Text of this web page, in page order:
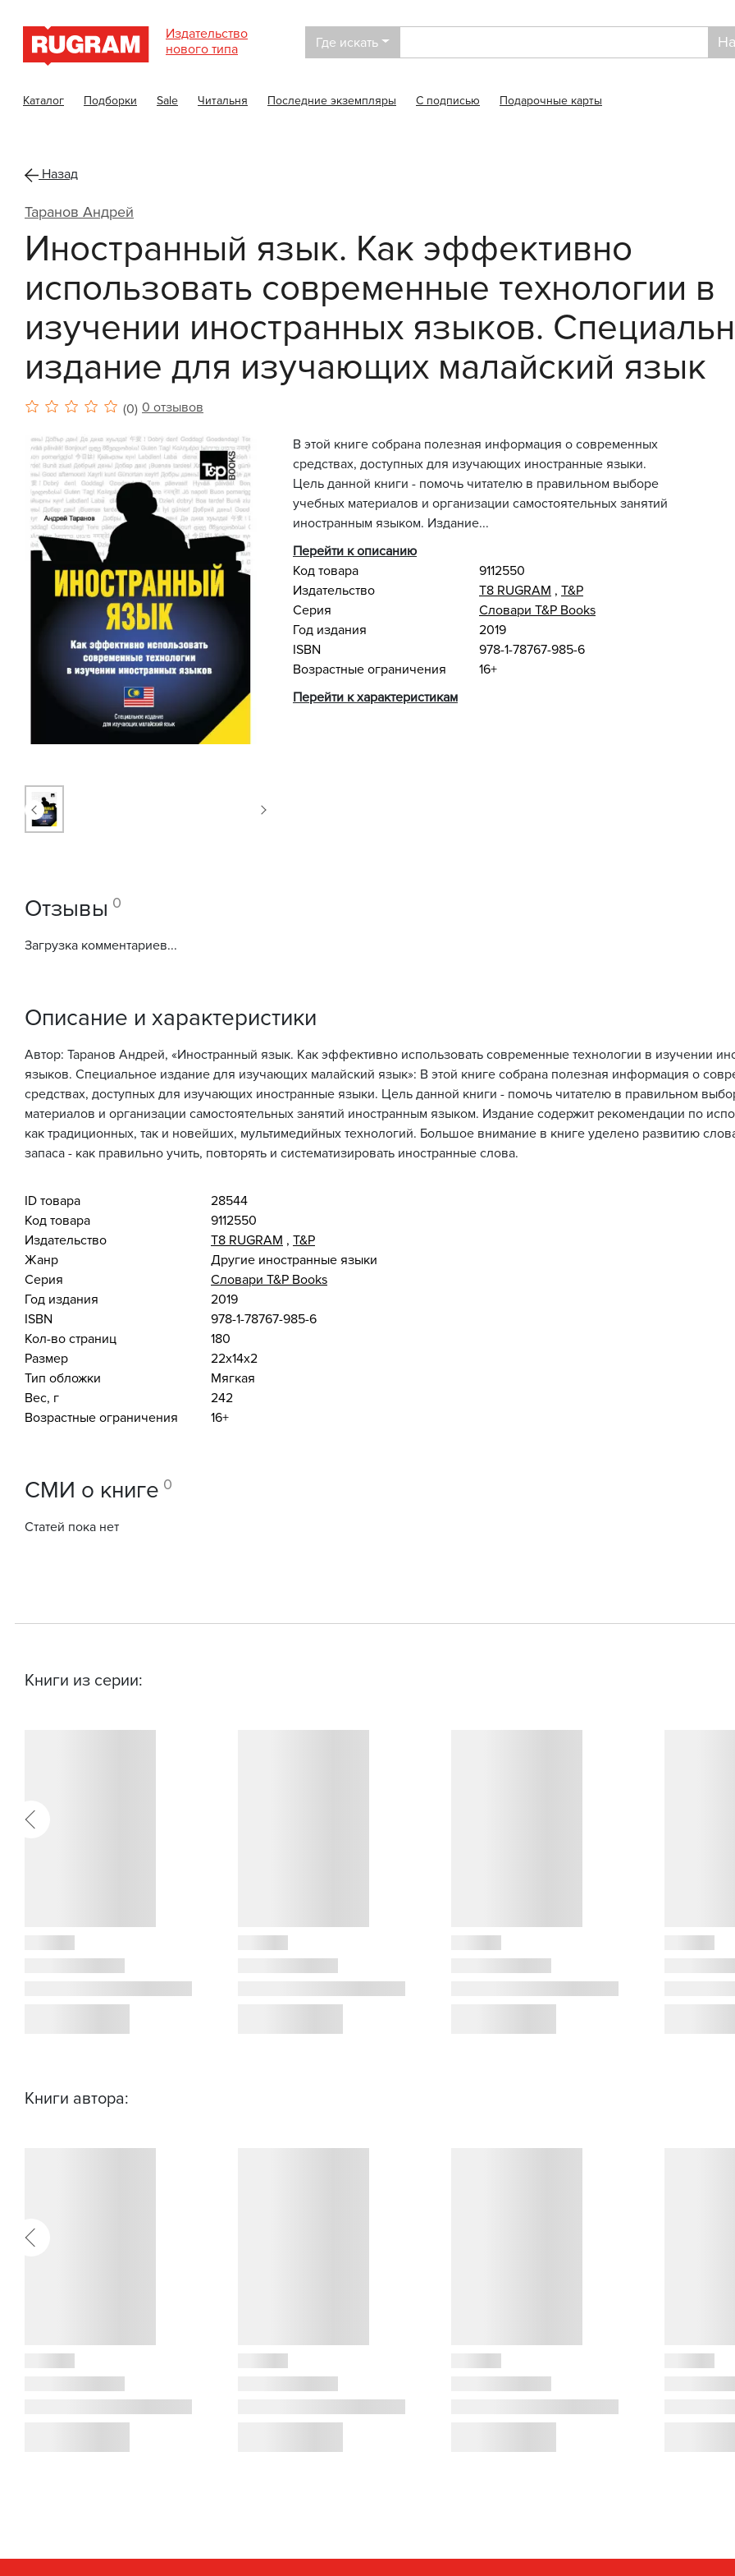
Издательство
нового типа
Где искать
Каталог Подборки Sale Читальня Последние экземпляры С подписью Подарочные карты
Назад
Таранов Андрей
Иностранный язык. Как эффективно
использовать современные технологии в
изучении иностранных языков.
издание для изучающих малайский язык
(0) 0 отзывов
В этой книге собрана полезная информация о современных
средствах, доступных для изучающих иностранные языки.
Цель данной книги - помочь читателю в правильном выборе
учебных материалов и организации самостоятельных занятий
иностранным языком. Издание...
Перейти к описанию
Код товара
9112550
Издательство
Т8 RUGRAM , T&P
Серия
Словари T&P Books
Год издания
2019
ISBN
978-1-78767-985-6
Возрастные ограничения
16+
Перейти к характеристикам
Отзывы 0
Загрузка комментариев...
Описание и характеристики
Автор: Таранов Андрей, «Иностранный язык. Как эффективно использовать современные технологии в изучении
языков. Специальное издание для изучающих малайский язык»: В этой книге собрана полезная информация о
средствах, доступных для изучающих иностранные языки. Цель данной книги - помочь читателю в правильном
материалов и организации самостоятельных занятий иностранным языком. Издание содержит рекомендации по
как традиционных, так и новейших, мультимедийных технологий. Большое внимание в книге уделено развитию
запаса - как правильно учить, повторять и систематизировать иностранные слова.
ID товара
28544
Код товара
9112550
Издательство
Т8 RUGRAM , T&P
Жанр
Другие иностранные языки
Серия
Словари T&P Books
Год издания
2019
ISBN
978-1-78767-985-6
Кол-во страниц
180
Размер
22x14x2
Тип обложки
Мягкая
Вес, г
242
Возрастные ограничения
16+
СМИ о книге 0
Статей пока нет
Книги из серии:
Книги автора: